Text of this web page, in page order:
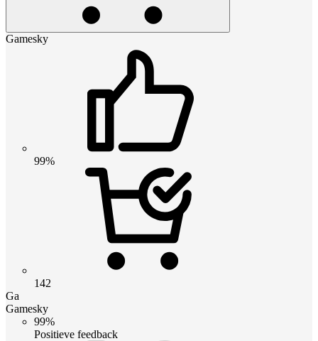
Gamesky
99%
142
Ga
Gamesky
99%
Positieve feedback